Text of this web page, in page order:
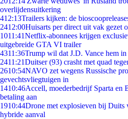
overlijdensuitkering
412:13Trailers kijken: de
2412:00Huisarts per direct uit vak gezet
1011:41Netflix-abonnees krijgen
uitgebreide GTA VI trailer
4311:36Trump wil dat J.D. Vance hem
2411:21Duitser (93) crasht met quad
2610:54NAVO zet wegens Russische
gevechtsvliegtuigen in
1410:46Accell, moederbedrijf Sparta en
betaling aan
1910:44Drone met explosieven bij Duits
hybride aanval